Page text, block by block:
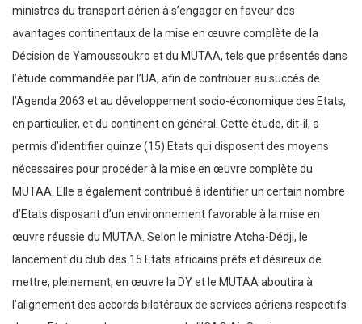
ministres du transport aérien à s’engager en faveur des
avantages continentaux de la mise en œuvre complète de la
Décision de Yamoussoukro et du MUTAA, tels que présentés dans
l’étude commandée par l’UA, afin de contribuer au succès de
l’Agenda 2063 et au développement socio-économique des Etats,
en particulier, et du continent en général. Cette étude, dit-il, a
permis d’identifier quinze (15) Etats qui disposent des moyens
nécessaires pour procéder à la mise en œuvre complète du
MUTAA. Elle a également contribué à identifier un certain nombre
d’Etats disposant d’un environnement favorable à la mise en
œuvre réussie du MUTAA. Selon le ministre Atcha-Dédji, le
lancement du club des 15 Etats africains prêts et désireux de
mettre, pleinement, en œuvre la DY et le MUTAA aboutira à
l’alignement des accords bilatéraux de services aériens respectifs